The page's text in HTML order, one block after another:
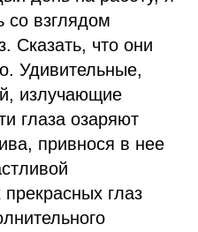
со взглядом
Сказать, что они
Удивительные,
излучающие
глаза озаряют
привнося в нее
глаз